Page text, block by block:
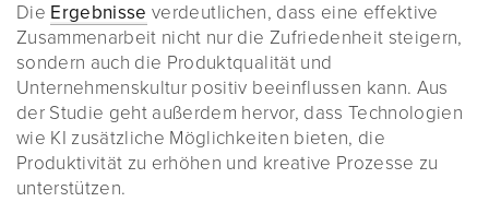
Die Ergebnisse verdeutlichen, dass eine effektive
Zusammenarbeit nicht nur die Zufriedenheit steigern,
sondern auch die Produktqualität und
Unternehmenskultur positiv beeinflussen kann. Aus
der Studie geht außerdem hervor, dass Technologien
wie KI zusätzliche Möglichkeiten bieten, die
Produktivität zu erhöhen und kreative Prozesse zu
unterstützen.